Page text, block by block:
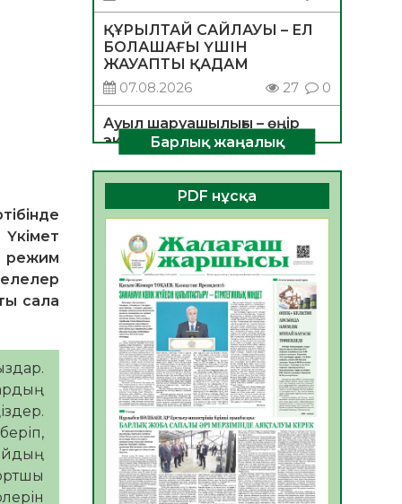
режим
сала
ҚҰРЫЛТАЙ САЙЛАУЫ – ЕЛ
БОЛАШАҒЫ ҮШІН
ЖАУАПТЫ ҚАДАМ
07.08.2026
27 0
Ауыл шаруашылығы – өңір
экономикасының негізгі
тірегі
06.08.2026
36 0
ҚОҒАМДЫҚ БЕЛСЕНДІЛІК –
ЕЛ ДАМУЫНЫҢ НЕГІЗІ
06.08.2026
33
ҚҰРЫЛТАЙ САЙЛАУЫ –
БОЛАШАҚҚА БАСТАР
ЖАУАПТЫ ТАҢДАУ
06.08.2026
35
Инфекциялық ауруларға
қарсы иммундау
жұмыстарының тиімділігі
06.08.2026
37
Көкжөтел ауруы туралы
Барлық жаңалық
PDF нұсқа